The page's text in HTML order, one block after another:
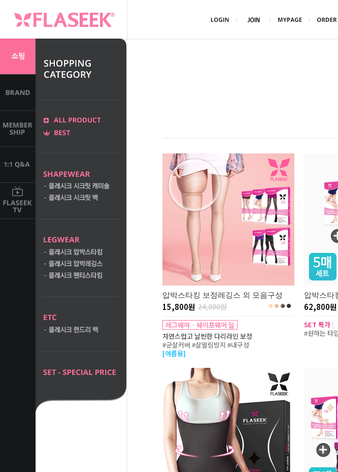
압박스타킹 보정레깅스 외 모음구성
15,800원 24,800원
레그웨어 · 쉐이프웨어 딜
자연스럽고 날씬한 다리라인 보정
#군살커버 #살떨림방지 #내구성
[여름용]
압박스타
62,800원
SET 특가 |
#원하는 타